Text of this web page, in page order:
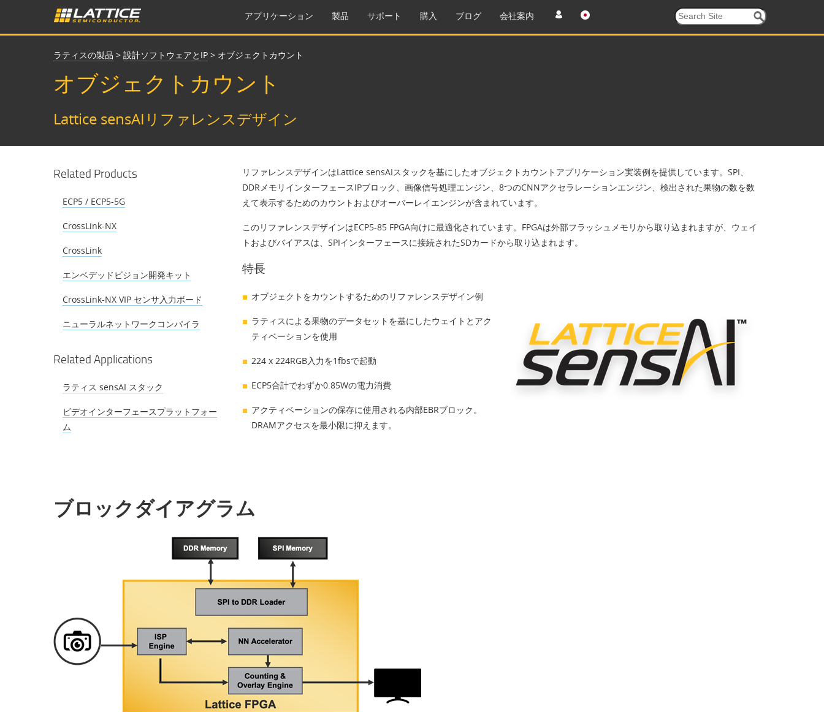
アプリケーション 製品 サポート 購入 ブログ 会社案内
ラティスの製品 > 設計ソフトウェアとIP > オブジェクトカウント
オブジェクトカウント
Lattice sensAIリファレンスデザイン
Related Products
ECP5 / ECP5-5G
CrossLink-NX
CrossLink
エンベデッドビジョン開発キット
CrossLink-NX VIP センサ入力ボード
ニューラルネットワークコンパイラ
Related Applications
ラティス sensAI スタック
ビデオインターフェースプラットフォー
ム
リファレンスデザインはLattice sensAIスタックを基にしたオブジェクトカウントアプリケーション実装例を提供しています。SPI、
DDRメモリインターフェースIPブロック、画像信号処理エンジン、8つのCNNアクセラレーションエンジン、検出された果物の数を数
えて表示するためのカウントおよびオーバーレイエンジンが含まれています。
このリファレンスデザインはECP5-85 FPGA向けに最適化されています。FPGAは外部フラッシュメモリから取り込まれますが、ウェイ
トおよびバイアスは、SPIインターフェースに接続されたSDカードから取り込まれます。
特長
オブジェクトをカウントするためのリファレンスデザイン例
ラティスによる果物のデータセットを基にしたウェイトとアク
ティベーションを使用
224 x 224RGB入力を1fbsで起動
ECP5合計でわずか0.85Wの電力消費
アクティベーションの保存に使用される内部EBRブロック。
DRAMアクセスを最小限に抑えます。
ブロックダイアグラム